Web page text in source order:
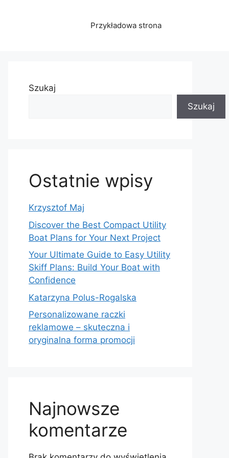
Przykładowa strona
Szukaj
Szukaj
Ostatnie wpisy
Krzysztof Maj
Discover the Best Compact Utility
Boat Plans for Your Next Project
Your Ultimate Guide to Easy Utility
Skiff Plans: Build Your Boat with
Confidence
Katarzyna Polus-Rogalska
Personalizowane raczki
reklamowe – skuteczna i
oryginalna forma promocji
Najnowsze
komentarze